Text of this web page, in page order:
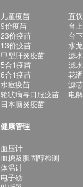
儿童疫苗
9价疫苗
23价疫苗
13价疫苗
甲型肝炎疫苗
5合1疫苗
6合1疫苗
水痘疫苗
轮状病毒口服疫苗
日本脑炎疫苗
健康管理
血压计
血糖及胆固醇检测
体温计
电子磅
直
台
台
水
滤
滤
花
滤芯
电